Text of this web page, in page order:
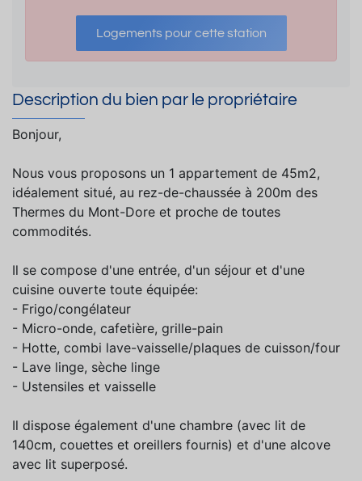
Logements pour cette station
Description du bien par le propriétaire
Bonjour,
Nous vous proposons un 1 appartement de 45m2,
idéalement situé, au rez-de-chaussée à 200m des
Thermes du Mont-Dore et proche de toutes
commodités.
Il se compose d'une entrée, d'un séjour et d'une
cuisine ouverte toute équipée:
- Frigo/congélateur
- Micro-onde, cafetière, grille-pain
- Hotte, combi lave-vaisselle/plaques de cuisson/four
- Lave linge, sèche linge
- Ustensiles et vaisselle
Il dispose également d'une chambre (avec lit de
140cm, couettes et oreillers fournis) et d'une alcove
avec lit superposé.